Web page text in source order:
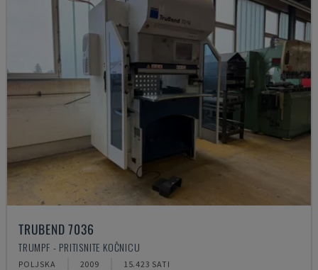
TRUBEND 7036
TRUMPF - PRITISNITE KOČNICU
POLJSKA 2009 15.423 SATI